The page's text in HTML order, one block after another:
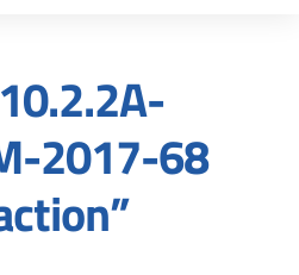
2017-68